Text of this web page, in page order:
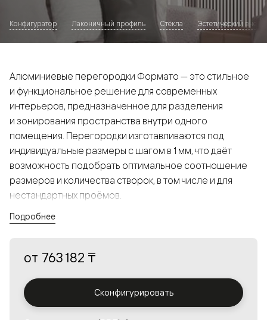
Конфигуратор Лаконичный профиль Стёкла Эстетический
Алюминиевые перегородки Формато — это стильное
и функциональное решение для современных
интерьеров, предназначенное для разделения
и зонирования пространства внутри одного
помещения. Перегородки изготавливаются под
индивидуальные размеры с шагом в 1 мм, что даёт
возможность подобрать оптимальное соотношение
размеров и количества створок, в том числе и для
нестандартных проёмов.
а большой выбор вставок из стекла с различными
решения в интерьере и варьировать освещённость.
Подробнее
от 763 182 ₸
Сконфигурировать